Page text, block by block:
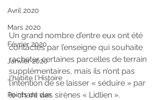
Avril 2020
Mars 2020
Février 2020
Janvier 2020
J'habite l'Histoire
Points de vue
Un grand nombre d’entre eux ont été
contactés par l’enseigne qui souhaite
racheter certaines parcelles de terrain
supplémentaires, mais ils n’ont pas
l’intention de se laisser « séduire » par
le chant des sirènes « Lidlien ».